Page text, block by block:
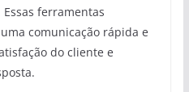
ferramentas
comunicação rápida e
do cliente e